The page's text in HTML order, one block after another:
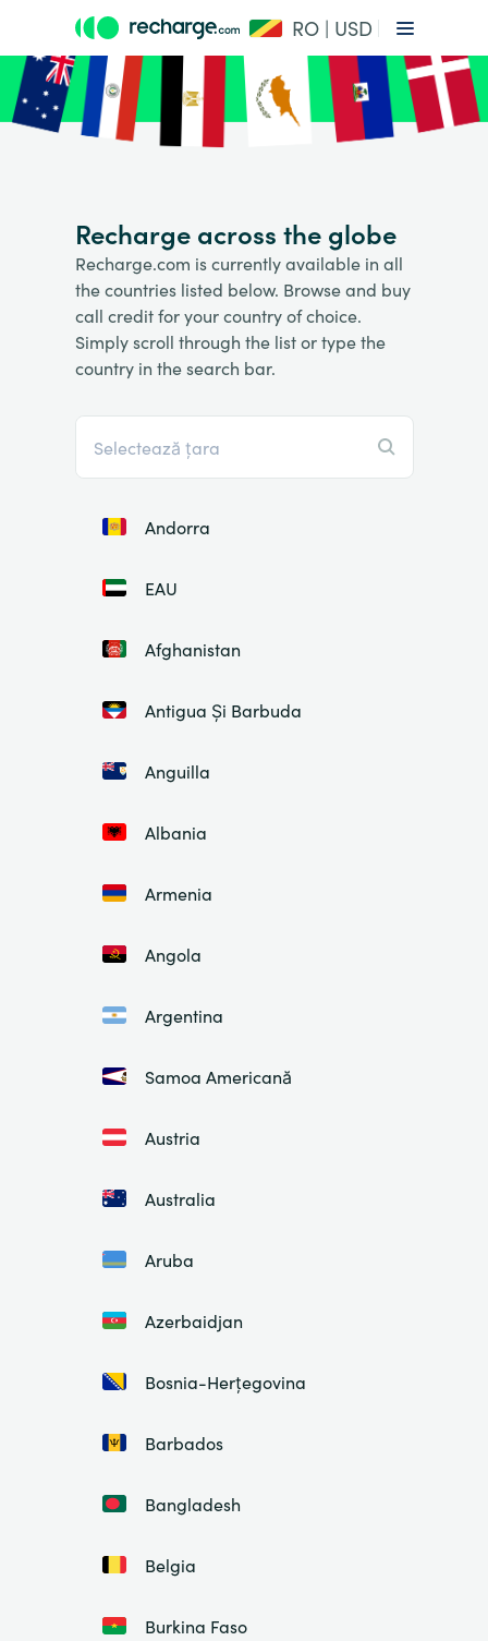
RO | USD
Recharge across the globe
Recharge.com is currently available in all
the countries listed below. Browse and buy
call credit for your country of choice.
Simply scroll through the list or type the
country in the search bar.
Andorra
EAU
Afghanistan
Antigua Și Barbuda
Anguilla
Albania
Armenia
Angola
Argentina
Samoa Americană
Austria
Australia
Aruba
Azerbaidjan
Bosnia-Herțegovina
Barbados
Bangladesh
Belgia
Burkina Faso